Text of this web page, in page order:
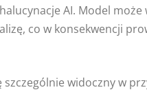
AI. Model
co w konsekwencji
widoczny w